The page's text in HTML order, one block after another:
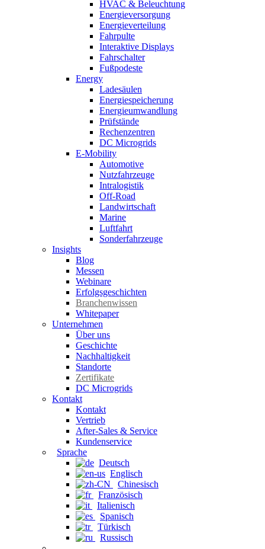
HVAC & Beleuchtung
Energieversorgung
Energieverteilung
Fahrpulte
Interaktive Displays
Fahrschalter
Fußpodeste
Energy
Ladesäulen
Energiespeicherung
Energieumwandlung
Prüfstände
Rechenzentren
DC Microgrids
E-Mobility
Automotive
Nutzfahrzeuge
Intralogistik
Off-Road
Landwirtschaft
Marine
Luftfahrt
Sonderfahrzeuge
Insights
Blog
Messen
Webinare
Erfolgsgeschichten
Branchenwissen
Whitepaper
Unternehmen
Über uns
Geschichte
Nachhaltigkeit
Standorte
Zertifikate
DC Microgrids
Kontakt
Kontakt
Vertrieb
After-Sales & Service
Kundenservice
Sprache
Deutsch
Englisch
Chinesisch
Französisch
Italienisch
Spanisch
Türkisch
Russisch